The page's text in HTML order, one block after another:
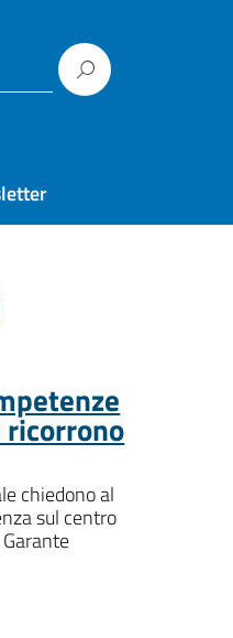
ricorrono
chiedono al
sul centro